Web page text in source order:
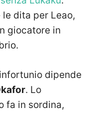
dita per Leao,
giocatore in
dipende
. Lo
fa in sordina,